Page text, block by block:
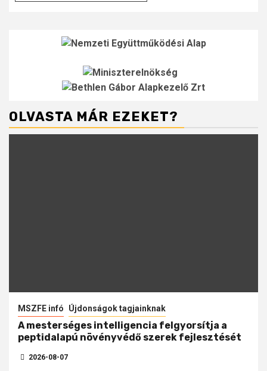
OLVASTA MÁR EZEKET?
MSZFE infó Újdonságok tagjainknak
A mesterséges intelligencia felgyorsítja a
peptidalapú növényvédő szerek fejlesztését
2026-08-07